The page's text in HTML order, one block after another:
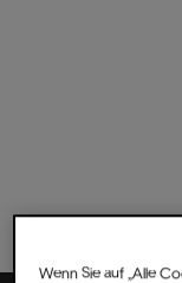
Wenn Sie auf „Alle